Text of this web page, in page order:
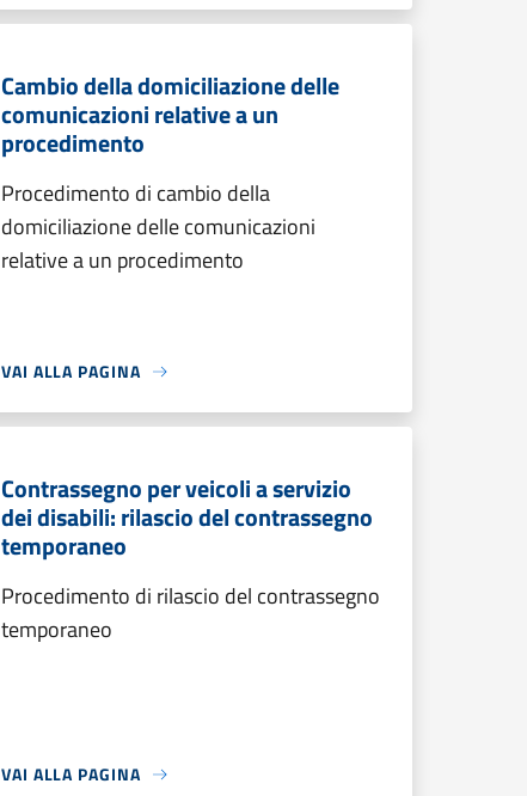
Cambio della domiciliazione delle
comunicazioni relative a un
procedimento
Procedimento di cambio della
domiciliazione delle comunicazioni
relative a un procedimento
VAI ALLA PAGINA
Contrassegno per veicoli a servizio
dei disabili: rilascio del contrassegno
temporaneo
Procedimento di rilascio del contrassegno
temporaneo
VAI ALLA PAGINA